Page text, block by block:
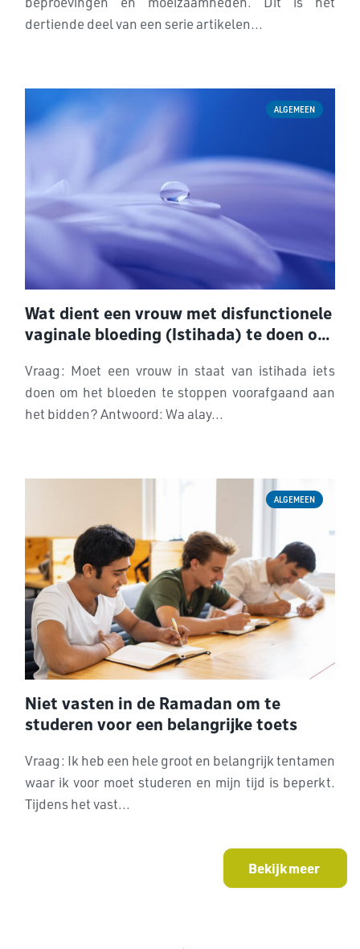
dertiende deel van een serie artikelen...
ALGEMEEN
Wat dient een vrouw met disfunctionele
vaginale bloeding (Istihada) te doen om
aan het gebed?
Vraag: Moet een vrouw in staat van istihada iets
doen om het bloeden te stoppen voorafgaand aan
het bidden? Antwoord: Wa alay...
ALGEMEEN
Niet vasten in de Ramadan om te
studeren voor een belangrijke toets
Vraag: Ik heb een hele groot en belangrijk tentamen
waar ik voor moet studeren en mijn tijd is beperkt.
Tijdens het vast...
Bekijk meer